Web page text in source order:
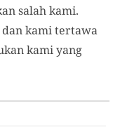
salah kami.
kami tertawa
kami yang